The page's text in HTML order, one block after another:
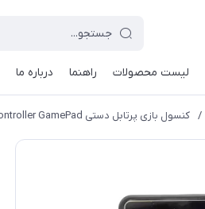
لیست محصولات راهنما درباره ما
/ کنسول بازی پرتابل دستی Controller GamePad مدل S10